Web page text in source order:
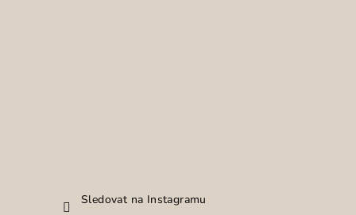
Sledovat na Instagramu